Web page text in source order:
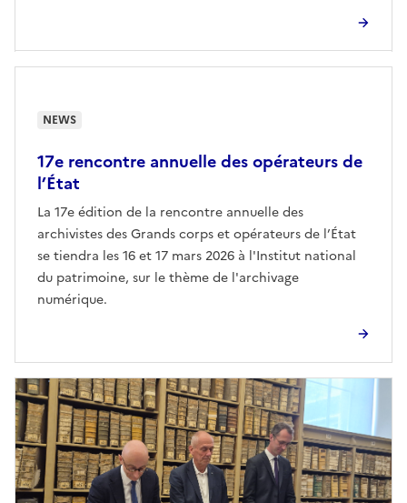
17e rencontre annuelle des opérateurs de
l’État
La 17e édition de la rencontre annuelle des
archivistes des Grands corps et opérateurs de l’État
se tiendra les 16 et 17 mars 2026 à l'Institut national
du patrimoine, sur le thème de l'archivage
numérique.
NEWS